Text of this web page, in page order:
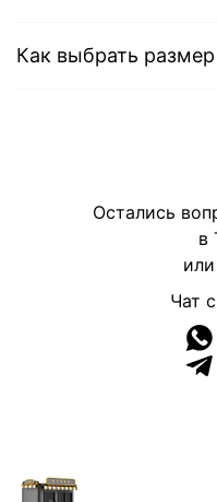
Как выбрать
Остались
в
Чат